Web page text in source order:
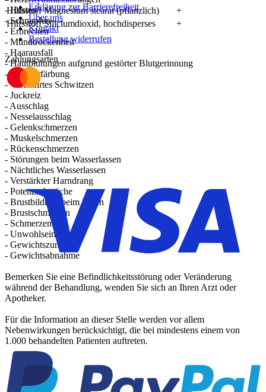
- Husten
- Schnupfen
- Erbrechen
- Mundtrockenheit
- Haarausfall
- Hautblutungen aufgrund gestörter Blutgerinnung
- Hautverfärbung
- Vermehrtes Schwitzen
- Juckreiz
- Ausschlag
- Nesselausschlag
- Gelenkschmerzen
- Muskelschmerzen
- Rückenschmerzen
- Störungen beim Wasserlassen
- Nächtliches Wasserlassen
- Verstärkter Harndrang
- Potenzschwäche
- Brustbildung beim Mann
- Brustschmerzen
- Schmerzen
- Unwohlsein
- Gewichtszunahme
- Gewichtsabnahme
Bemerken Sie eine Befindlichkeitsstörung oder Veränderung
während der Behandlung, wenden Sie sich an Ihren Arzt oder
Apotheker.
Für die Information an dieser Stelle werden vor allem
Nebenwirkungen berücksichtigt, die bei mindestens einem von
1.000 behandelten Patienten auftreten.
Hilfsstoff Magnesium stearat (pflanzlich)
+
Hilfsstoff Siliciumdioxid, hochdisperses
+
Erklärung zur Barrierefreiheit
Über uns
Kontakt
Bestellung widerrufen
Zahlungsarten